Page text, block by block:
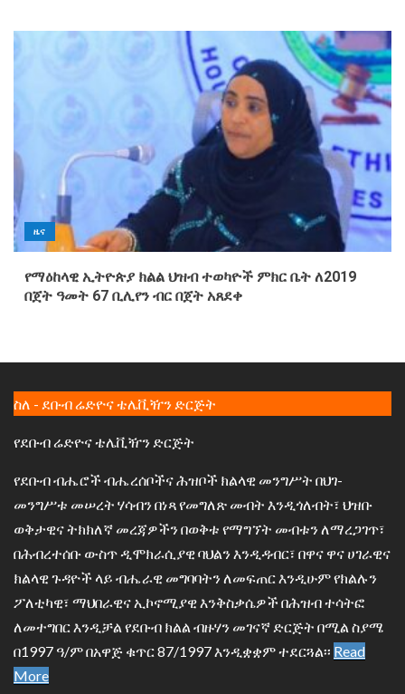
ዜና
የማዕከላዊ ኢትዮጵያ ክልል ህዝብ ተወካዮች ምክር ቤት ለ2019
በጀት ዓመት 67 ቢሊየን ብር በጀት አጸደቀ
ስለ - ደቡብ ሬድዮና ቴሌቪዥን ድርጅት
የደቡብ ሬድዮና ቴሌቪዥን ድርጅት
የደቡብ ብሔሮች ብሔረሰቦችና ሕዝቦች ክልላዊ መንግሥት በህገ-
መንግሥቱ መሠረት ሃሳብን በነጻ የመግለጽ መብት እንዲጎለብት፣ ህዝቡ
ወቅታዊና ትክክለኛ መረጃዎችን በወቅቱ የማግኘት መብቱን ለማረጋገጥ፣
በሕብረተሰቡ ውስጥ ዲሞክራሲያዊ ባህልን እንዲዳብር፣ በዋና ዋና ሀገራዊና
ክልላዊ ጉዳዮች ላይ ብሔራዊ መግባባትን ለመፍጠር እንዲሁም የክልሉን
ፖለቲካዊ፣ ማህበራዊና ኢኮኖሚያዊ እንቅስቃሴዎች በሕዝብ ተሳትፎ
ለመተግበር እንዲቻል የደቡብ ክልል ብዙሃን መገናኛ ድርጅት በሚል ስያሜ
በ1997 ዓ/ም በአዋጅ ቁጥር 87/1997 እንዲቋቋም ተደርጓል፡፡ Read
More